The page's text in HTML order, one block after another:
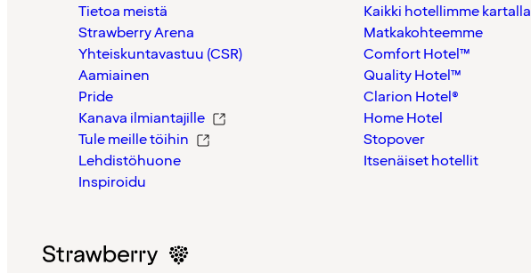
Tietoa meistä
Strawberry Arena
Yhteiskuntavastuu (CSR)
Aamiainen
Pride
Kanava ilmiantajille
Tule meille töihin
Lehdistöhuone
Inspiroidu
Kaikki hotellimme kartalla
Matkakohteemme
Comfort Hotel™
Quality Hotel™
Clarion Hotel®
Home Hotel
Stopover
Itsenäiset hotellit